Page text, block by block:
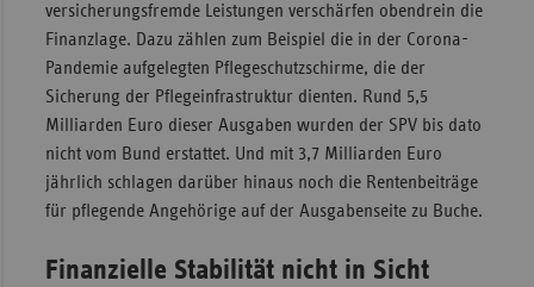
versicherungsfremde Leistungen verschärfen obendrein die
Finanzlage. Dazu zählen zum Beispiel die in der Corona-
Pandemie aufgelegten Pflegeschutzschirme, die der
Sicherung der Pflegeinfrastruktur dienten. Rund 5,5
Milliarden Euro dieser Ausgaben wurden der SPV bis dato
nicht vom Bund erstattet. Und mit 3,7 Milliarden Euro
jährlich schlagen darüber hinaus noch die Rentenbeiträge
für pflegende Angehörige auf der Ausgabenseite zu Buche.
Finanzielle Stabilität nicht in Sicht